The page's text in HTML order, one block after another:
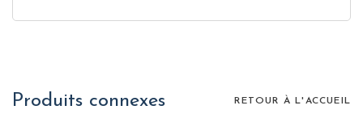
Produits connexes RETOUR À L'ACCUEIL